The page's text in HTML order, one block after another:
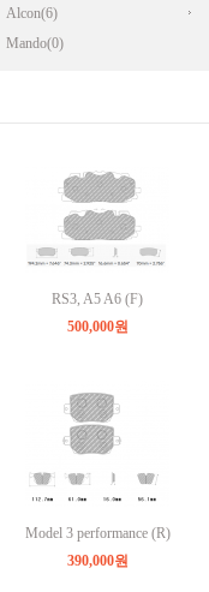
Alcon(6)
Mando(0)
RS3, A5 A6 (F)
500,000원
Model 3 performance (R)
390,000원